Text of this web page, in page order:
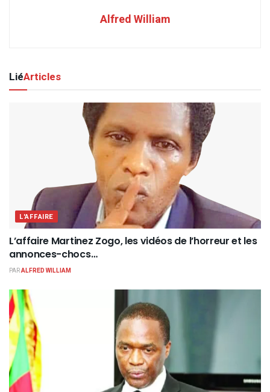
Alfred William
LiéArticles
L'AFFAIRE
L’affaire Martinez Zogo, les vidéos de l’horreur et les
annonces-chocs…
PARALFRED WILLIAM